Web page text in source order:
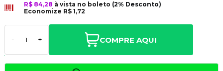
R$ 84,28 à vista no boleto (2% Desconto)
Economize R$ 1,72
- + COMPRE AQUI